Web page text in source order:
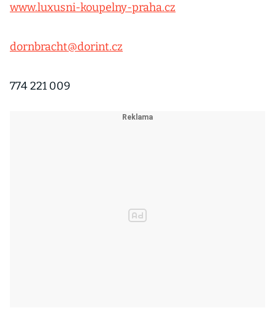
www.luxusni-koupelny-praha.cz
dornbracht@dorint.cz
774 221 009